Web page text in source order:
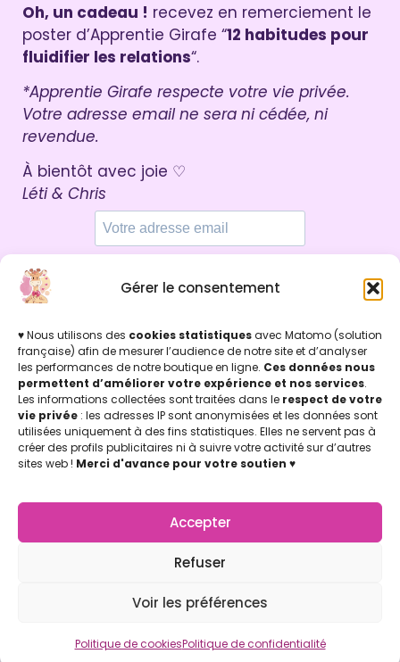
Gérer le consentement
♥ Nous utilisons des cookies statistiquesavec Matomo (solution
française) afin de mesurer l’audience de notre site et d’analyser
les performances de notre boutique en ligne. Ces données nous
permettent d’améliorer votre expérience et nos services.
Les informations collectées sont traitées dans le respect de votre
vie privée : les adresses IP sont anonymisées et les données sont
utilisées uniquement à des fins statistiques. Elles ne servent pas à
créer des profils publicitaires ni à suivre votre activité sur d’autres
sites web ! Merci d'avance pour votre soutien ♥
Accepter
Refuser
Voir les préférences
Politique de cookiesPolitique de confidentialité
Oh, un cadeau ! recevez en remerciement le
poster d’Apprentie Girafe “12 habitudes pour
fluidifier les relations“.
*Apprentie Girafe respecte votre vie privée.
Votre adresse email ne sera ni cédée, ni
revendue.
À bientôt avec joie ♡
Léti & Chris
Par ici !
INFOS LÉGALES
Mentions légales & Politique de confidentialité
Politique de cookies
Conditions Générales de Vente (CGV)
Licence d'utilisation
APPRENTIE GIRAFE
Mon compte
Nos points de vente
Nous contacter
LETTRE D'INFOS
Retrouvez-nous (de temps en temps) dans vos boites